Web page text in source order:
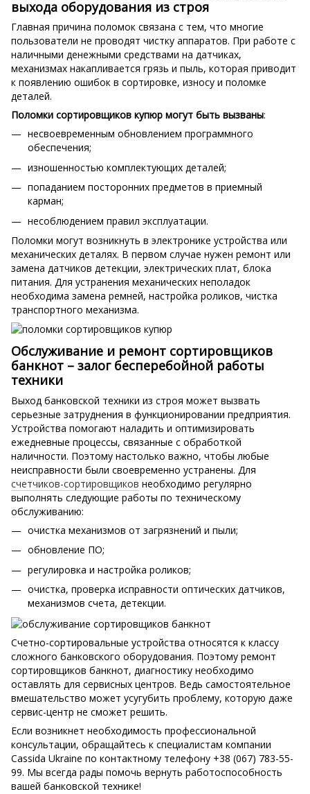
выхода оборудования из строя
Главная причина поломок связана с тем, что многие
пользователи не проводят чистку аппаратов. При работе с
наличными денежными средствами на датчиках,
механизмах накапливается грязь и пыль, которая приводит
к появлению ошибок в сортировке, износу и поломке
деталей.
Поломки сортировщиков купюр могут быть вызваны:
несвоевременным обновлением программного
обеспечения;
изношенностью комплектующих деталей;
попаданием посторонних предметов в приемный
карман;
несоблюдением правил эксплуатации.
Поломки могут возникнуть в электронике устройства или
механических деталях. В первом случае нужен ремонт или
замена датчиков детекции, электрических плат, блока
питания. Для устранения механических неполадок
необходима замена ремней, настройка роликов, чистка
транспортного механизма.
Обслуживание и ремонт сортировщиков
банкнот – залог бесперебойной работы
техники
Выход банковской техники из строя может вызвать
серьезные затруднения в функционировании предприятия.
Устройства помогают наладить и оптимизировать
ежедневные процессы, связанные с обработкой
наличности. Поэтому настолько важно, чтобы любые
неисправности были своевременно устранены. Для
счетчиков-сортировщиков необходимо регулярно
выполнять следующие работы по техническому
обслуживанию:
очистка механизмов от загрязнений и пыли;
обновление ПО;
регулировка и настройка роликов;
очистка, проверка исправности оптических датчиков,
механизмов счета, детекции.
Счетно-сортировальные устройства относятся к классу
сложного банковского оборудования. Поэтому ремонт
сортировщиков банкнот, диагностику необходимо
оставлять для сервисных центров. Ведь самостоятельное
вмешательство может усугубить проблему, которую даже
сервис-центр не сможет решить.
Если возникнет необходимость профессиональной
консультации, обращайтесь к специалистам компании
Cassida Ukraine по контактному телефону +38 (067) 783-55-
99. Мы всегда рады помочь вернуть работоспособность
вашей банковской технике!